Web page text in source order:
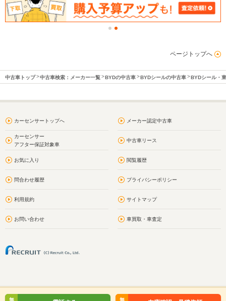
ページトップへ
中古車トップ 中古車検索：メーカー一覧 BYDの中古車 BYDシールの中古車 BYDシール・
カーセンサートップへ メーカー認定中古車
カーセンサー
アフター保証対象車
中古車リース
お気に入り 閲覧履歴
問合わせ履歴 プライバシーポリシー
利用規約 サイトマップ
お問い合わせ 車買取・車査定
無 無